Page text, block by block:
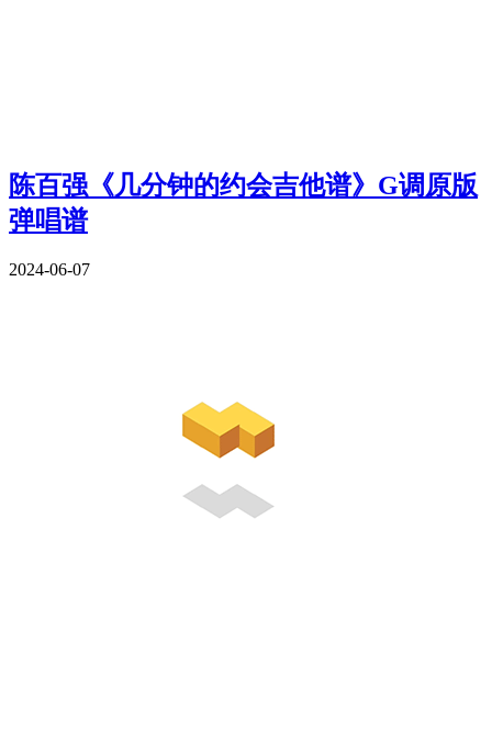
陈百强《几分钟的约会吉他谱》G调原版
弹唱谱
2024-06-07